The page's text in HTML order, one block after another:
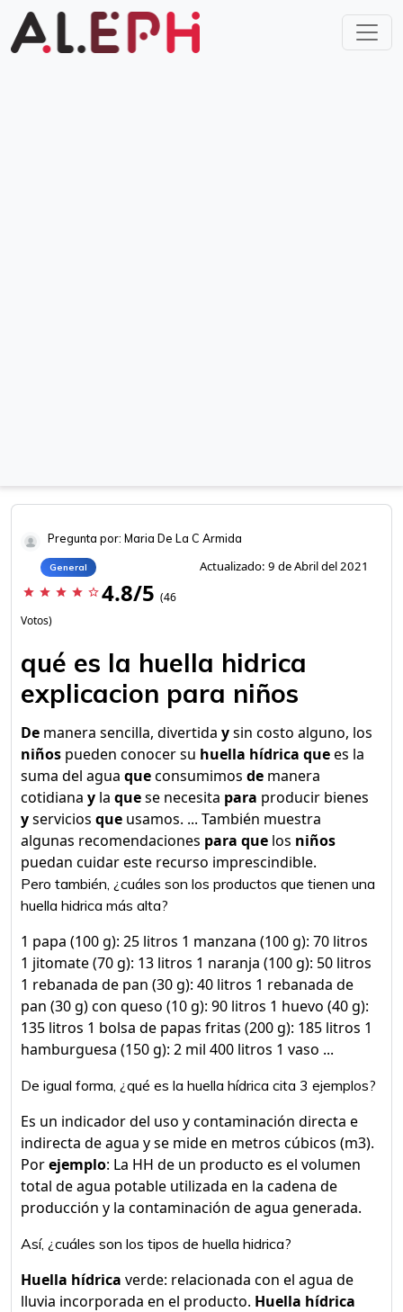
Pregunta por: Maria De La C Armida
General Actualizado: 9 de Abril del 2021
star star star star star_border 4.8/5 (46
Votos)
qué es la huella hidrica
explicacion para niños
De manera sencilla, divertida ysin costo alguno, los
niños pueden conocer su huella hídrica quees la
suma del agua queconsumimos de manera
cotidiana y la quese necesita para producir bienes
yservicios que usamos. ... También muestra
algunas recomendaciones para que los niños
puedan cuidar este recurso imprescindible.
Pero también, ¿cuáles son los productos que tienen una
huella hidrica más alta?
1 papa (100 g): 25 litros 1 manzana (100 g): 70 litros
1 jitomate (70 g): 13 litros 1 naranja (100 g): 50 litros
1 rebanada de pan (30 g): 40 litros 1 rebanada de
pan (30 g) con queso (10 g): 90 litros 1 huevo (40 g):
135 litros 1 bolsa de papas fritas (200 g): 185 litros 1
hamburguesa (150 g): 2 mil 400 litros 1 vaso ...
De igual forma, ¿qué es la huella hídrica cita 3 ejemplos?
Es un indicador del uso y contaminación directa e
indirecta de agua y se mide en metros cúbicos (m3).
Porejemplo: La HH de un producto es el volumen
total de agua potable utilizada en la cadena de
producción y la contaminación de agua generada.
Así, ¿cuáles son los tipos de huella hidrica?
Huella hídrica verde: relacionada con el agua de
lluvia incorporada en el producto. Huella hídrica